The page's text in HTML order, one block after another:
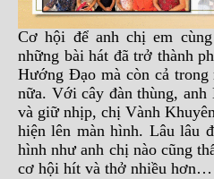
Cơ hội để anh chị em
những bài hát đã trở thành
Hướng Đạo mà còn cả trong
nữa. Với cây đàn thùng,
và giữ nhịp, chị Vành
hiện lên màn hình. Lâu lâu
hình như anh chị nào cũng
cơ hội hít và thở nhiều hơn…